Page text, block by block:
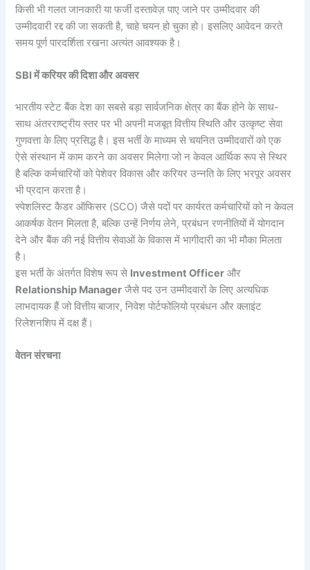
किसी भी गलत जानकारी या फर्जी दस्तावेज़ पाए जाने पर उम्मीदवार की
उम्मीदवारी रद्द की जा सकती है, चाहे चयन हो चुका हो। इसलिए आवेदन करते
समय पूर्ण पारदर्शिता रखना अत्यंत आवश्यक है।
SBI में करियर की दिशा और अवसर
भारतीय स्टेट बैंक देश का सबसे बड़ा सार्वजनिक क्षेत्र का बैंक होने के साथ-
साथ अंतरराष्ट्रीय स्तर पर भी अपनी मजबूत वित्तीय स्थिति और उत्कृष्ट सेवा
गुणवत्ता के लिए प्रसिद्ध है। इस भर्ती के माध्यम से चयनित उम्मीदवारों को एक
ऐसे संस्थान में काम करने का अवसर मिलेगा जो न केवल आर्थिक रूप से स्थिर
है बल्कि कर्मचारियों को पेशेवर विकास और करियर उन्नति के लिए भरपूर अवसर
भी प्रदान करता है।
स्पेशलिस्ट कैडर ऑफिसर (SCO) जैसे पदों पर कार्यरत कर्मचारियों को न केवल
आकर्षक वेतन मिलता है, बल्कि उन्हें निर्णय लेने, प्रबंधन रणनीतियों में योगदान
देने और बैंक की नई वित्तीय सेवाओं के विकास में भागीदारी का भी मौका मिलता
है।
इस भर्ती के अंतर्गत विशेष रूप से Investment Officer और
Relationship Manager जैसे पद उन उम्मीदवारों के लिए अत्यधिक
लाभदायक हैं जो वित्तीय बाजार, निवेश पोर्टफोलियो प्रबंधन और क्लाइंट
रिलेशनशिप में दक्ष हैं।
वेतन संरचना